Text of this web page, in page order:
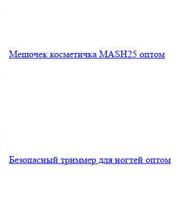
Мешочек косметичка MASH25 оптом
Безопасный триммер для ногтей оптом